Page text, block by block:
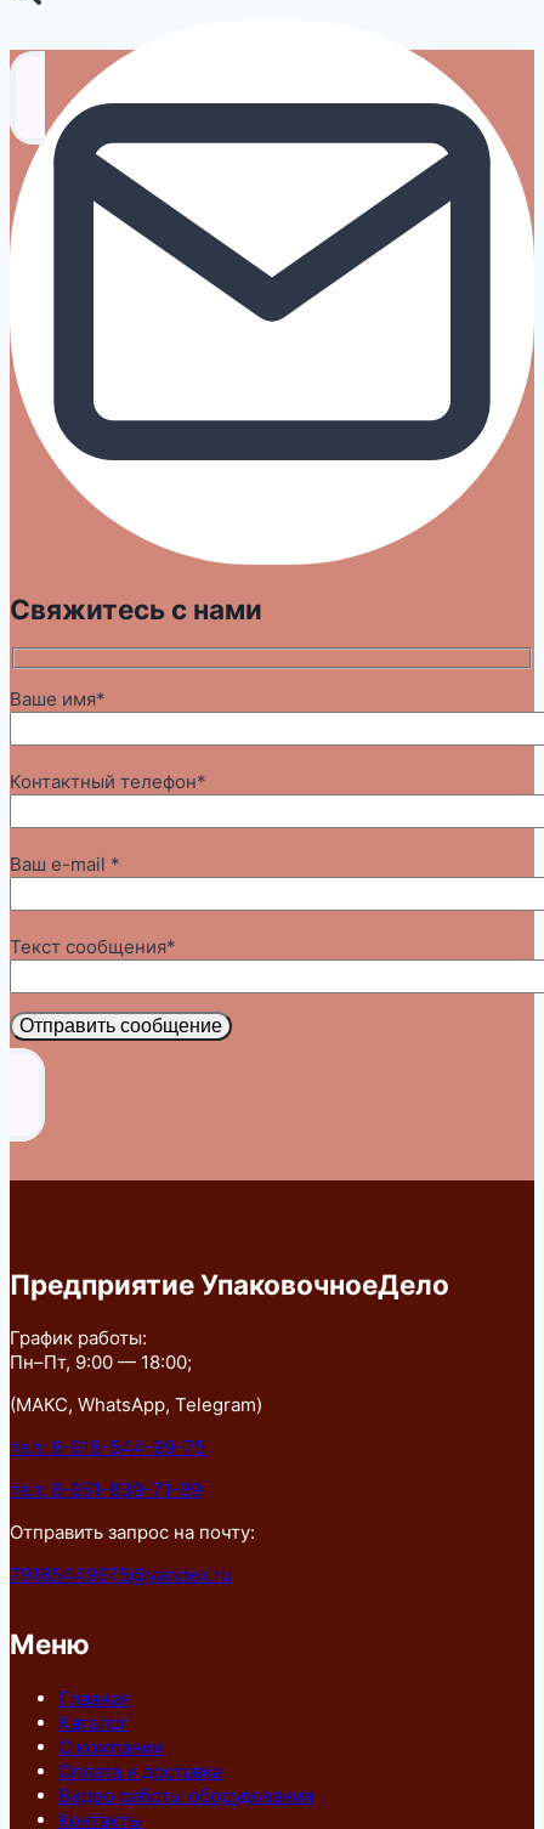
Свяжитесь с нами
Ваше имя*
Контактный телефон*
Ваш e-mail *
Текст сообщения*
Отправить сообщение
Предприятие УпаковочноеДело
График работы:
Пн–Пт, 9:00 — 18:00;
(МАКС, WhatsApp, Telegram)
тел: 8-918-544-99-75
тел: 8-951-839-71-89
Отправить запрос на почту:
79185449975@yandex.ru
Меню
Главная
Каталог
О компании
Оплата и доставка
Видео работы оборудования
Контакты